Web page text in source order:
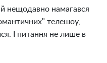
нещодавно намагався
телешоу,
І питання не лише в